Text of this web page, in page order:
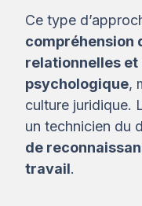
Ce type
compréhension
relationnelles et
psychologique,
culture juridique.
un technicien du
de
travail.